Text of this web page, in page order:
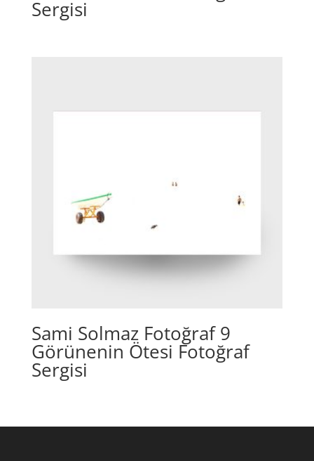
Sergisi
Sami Solmaz Fotoğraf 9
Görünenin Ötesi Fotoğraf
Sergisi